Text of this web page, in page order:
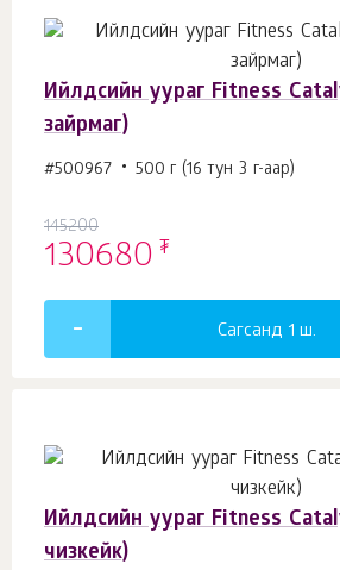
Ийлдсийн уураг Fitness
зайрмаг)
#500967 500 г (16 тун 3 г-аар)
145200
130680 ₮
Сагсанд 1 ш.
Ийлдсийн уураг Fitness
чизкейк)